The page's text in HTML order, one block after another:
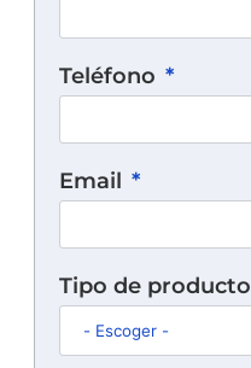
Teléfono
Email
Tipo de producto